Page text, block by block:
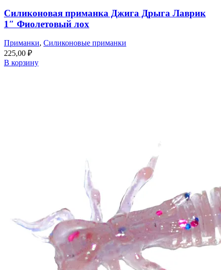
Силиконовая приманка Джига Дрыга Лаврик
1″ Фиолетовый лох
Приманки, Силиконовые приманки
225,00 ₽
В корзину